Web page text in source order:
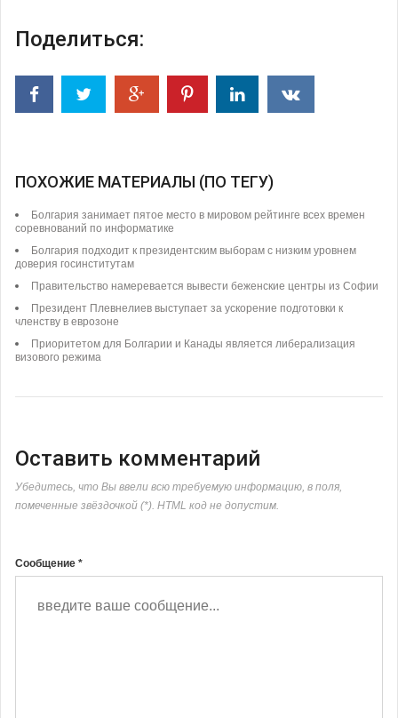
Поделиться:
ПОХОЖИЕ МАТЕРИАЛЫ (ПО ТЕГУ)
Болгария занимает пятое место в мировом рейтинге всех времен
соревнований по информатике
Болгария подходит к президентским выборам с низким уровнем
доверия госинститутам
Правительство намеревается вывести беженские центры из Софии
Президент Плевнелиев выступает за ускорение подготовки к
членству в еврозоне
Приоритетом для Болгарии и Канады является либерализация
визового режима
Оставить комментарий
Убедитесь, что Вы ввели всю требуемую информацию, в поля,
помеченные звёздочкой (*). HTML код не допустим.
Сообщение *